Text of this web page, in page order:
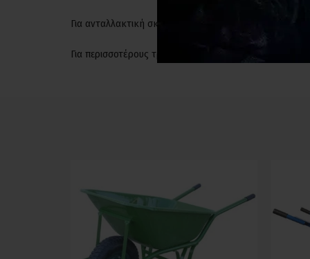
Για ανταλλακτική σκάφη πατήστε
Για περισσοτέρους τροχούς πατήστε